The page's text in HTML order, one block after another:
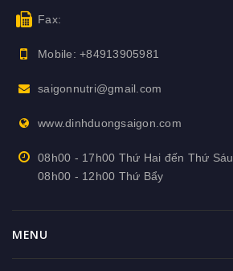
Fax:
Mobile: +84913905981
saigonnutri@gmail.com
www.dinhduongsaigon.com
08h00 - 17h00 Thứ Hai đến Thứ Sáu
08h00 - 12h00 Thứ Bẩy
MENU